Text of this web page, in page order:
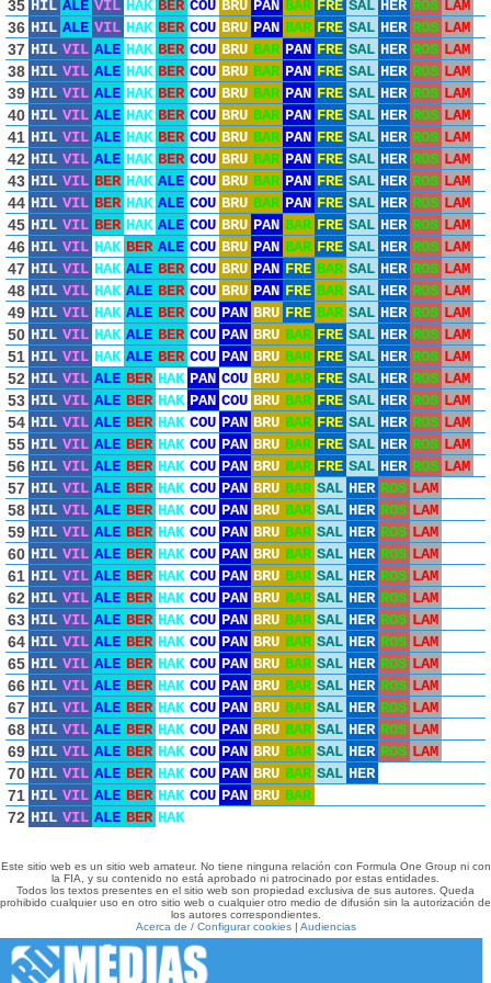
35 HIL ALE VIL HAK BER COU BRU PAN BAR FRE SAL HER ROS LAM
36 HIL ALE VIL HAK BER COU BRU PAN BAR FRE SAL HER ROS LAM
37 HIL VIL ALE HAK BER COU BRU BAR PAN FRE SAL HER ROS LAM
38 HIL VIL ALE HAK BER COU BRU BAR PAN FRE SAL HER ROS LAM
39 HIL VIL ALE HAK BER COU BRU BAR PAN FRE SAL HER ROS LAM
40 HIL VIL ALE HAK BER COU BRU BAR PAN FRE SAL HER ROS LAM
41 HIL VIL ALE HAK BER COU BRU BAR PAN FRE SAL HER ROS LAM
42 HIL VIL ALE HAK BER COU BRU BAR PAN FRE SAL HER ROS LAM
43 HIL VIL BER HAK ALE COU BRU BAR PAN FRE SAL HER ROS LAM
44 HIL VIL BER HAK ALE COU BRU BAR PAN FRE SAL HER ROS LAM
45 HIL VIL BER HAK ALE COU BRU PAN BAR FRE SAL HER ROS LAM
46 HIL VIL HAK BER ALE COU BRU PAN BAR FRE SAL HER ROS LAM
47 HIL VIL HAK ALE BER COU BRU PAN FRE BAR SAL HER ROS LAM
48 HIL VIL HAK ALE BER COU BRU PAN FRE BAR SAL HER ROS LAM
49 HIL VIL HAK ALE BER COU PAN BRU FRE BAR SAL HER ROS LAM
50 HIL VIL HAK ALE BER COU PAN BRU BAR FRE SAL HER ROS LAM
51 HIL VIL HAK ALE BER COU PAN BRU BAR FRE SAL HER ROS LAM
52 HIL VIL ALE BER HAK PAN COU BRU BAR FRE SAL HER ROS LAM
53 HIL VIL ALE BER HAK PAN COU BRU BAR FRE SAL HER ROS LAM
54 HIL VIL ALE BER HAK COU PAN BRU BAR FRE SAL HER ROS LAM
55 HIL VIL ALE BER HAK COU PAN BRU BAR FRE SAL HER ROS LAM
56 HIL VIL ALE BER HAK COU PAN BRU BAR FRE SAL HER ROS LAM
57 HIL VIL ALE BER HAK COU PAN BRU BAR SAL HER ROS LAM
58 HIL VIL ALE BER HAK COU PAN BRU BAR SAL HER ROS LAM
59 HIL VIL ALE BER HAK COU PAN BRU BAR SAL HER ROS LAM
60 HIL VIL ALE BER HAK COU PAN BRU BAR SAL HER ROS LAM
61 HIL VIL ALE BER HAK COU PAN BRU BAR SAL HER ROS LAM
62 HIL VIL ALE BER HAK COU PAN BRU BAR SAL HER ROS LAM
63 HIL VIL ALE BER HAK COU PAN BRU BAR SAL HER ROS LAM
64 HIL VIL ALE BER HAK COU PAN BRU BAR SAL HER ROS LAM
65 HIL VIL ALE BER HAK COU PAN BRU BAR SAL HER ROS LAM
66 HIL VIL ALE BER HAK COU PAN BRU BAR SAL HER ROS LAM
67 HIL VIL ALE BER HAK COU PAN BRU BAR SAL HER ROS LAM
68 HIL VIL ALE BER HAK COU PAN BRU BAR SAL HER ROS LAM
69 HIL VIL ALE BER HAK COU PAN BRU BAR SAL HER ROS LAM
70 HIL VIL ALE BER HAK COU PAN BRU BAR SAL HER
71 HIL VIL ALE BER HAK COU PAN BRU BAR
72 HIL VIL ALE BER HAK
Este sitio web es un sitio web amateur. No tiene ninguna relación con Formula One Group ni con
la FIA, y su contenido no está aprobado ni patrocinado por estas entidades.
Todos los textos presentes en el sitio web son propiedad exclusiva de sus autores. Queda
prohibido cualquier uso en otro sitio web o cualquier otro medio de difusión sin la autorización de
los autores correspondientes.
Acerca de / Configurar cookies| Audiencias